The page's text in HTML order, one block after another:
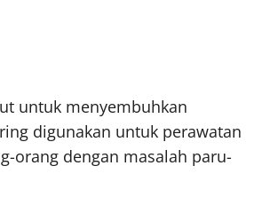
untuk menyembuhkan
digunakan untuk perawatan
orang dengan masalah paru-